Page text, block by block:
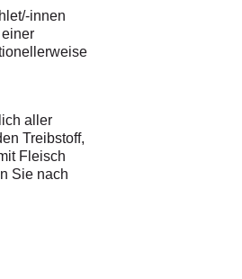
innen
aller
Treibstoff,
Fleisch
Sie nach